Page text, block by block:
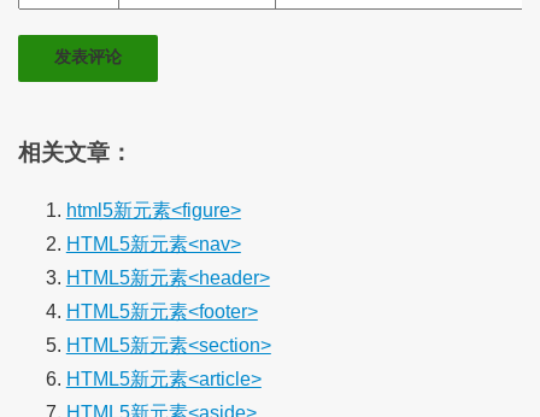
相关文章：
html5新元素<figure>
HTML5新元素<nav>
HTML5新元素<header>
HTML5新元素<footer>
HTML5新元素<section>
HTML5新元素<article>
HTML5新元素<aside>